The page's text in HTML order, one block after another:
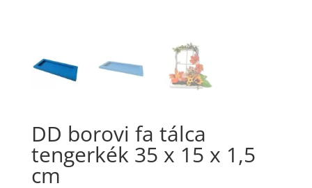
DD borovi fa tálca
tengerkék 35 x 15 x 1,5
cm